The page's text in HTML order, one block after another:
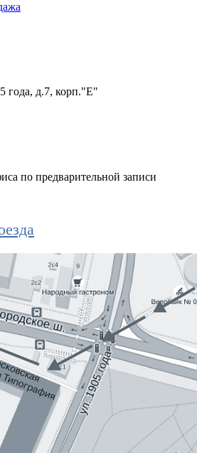
года, д.7, корп."Е"
по предварительной записи